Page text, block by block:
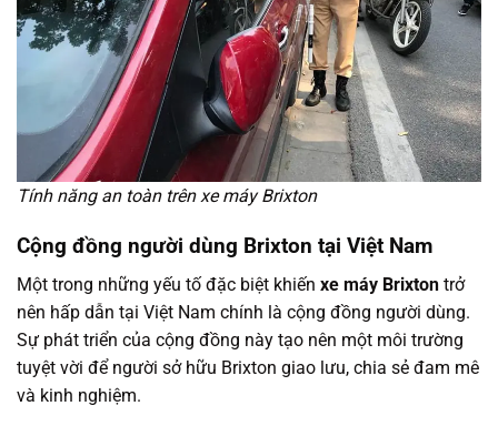
Tính năng an toàn trên xe máy Brixton
Cộng đồng người dùng Brixton tại Việt Nam
Một trong những yếu tố đặc biệt khiến xe máy Brixton trở
nên hấp dẫn tại Việt Nam chính là cộng đồng người dùng.
Sự phát triển của cộng đồng này tạo nên một môi trường
tuyệt vời để người sở hữu Brixton giao lưu, chia sẻ đam mê
và kinh nghiệm.